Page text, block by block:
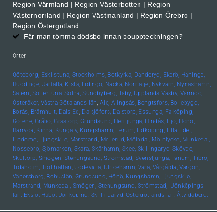
Region Värmland | Region Västerbotten | Region
Västernorrland | Region Västmanland | Region Örebro |
Region Östergötland
Får man tömma dödsbo innan bouppteckningen?
Orter
Göteborg, Eskilstuna, Stockholms, Botkyrka, Danderyd, Ekerö, Haninge,
Huddinge, Järfälla, Kista, Lidingö, Nacka, Norrtälje, Nykvarn, Nynäshamn,
Salem, Sollentuna, Solna, Sundbyberg, Täby, Upplands Väsby, Värmdö,
Österåker, Västra Götalands län, Ale, Alingsås, Bengtsfors, Bollebygd,
Borås, Brämhult, Dals-Ed , Dalsjöfors, Dalstorp, Essunga, Falköping,
Götene, Gråbo, Grästorp, Grundsund, Herrljunga, Hindås, Hjo, Hönö,
Härryda, Kinna, Kungälv, Kungshamn, Lerum, Lidköping, Lilla Edet,
Lindome, Ljungskile, Marstrand, Mellerud, Mölndal, Mölnlycke, Munkedal,
Nossebro, Sjömarken, Skara, Skärhamn, Skee, Skillingaryd, Skövde,
Skultorp, Smögen, Stenungsund, Strömstad, Svensljunga, Tanum, Tibro,
Tidaholm, Trollhättan, Uddevalla, Ulricehamn, Vara, Vårgårda, Vargön,
Vänersborg, Bohuslän, Grundsund, Hönö, Kungshamn, Ljungskile,
Marstrand, Munkedal, Smögen, Stenungsund, Strömstad, Jönköpings
län, Eksjö, Habo, Jönköping, Skillingaryd, Östergötlands län, Åtvidaberg,